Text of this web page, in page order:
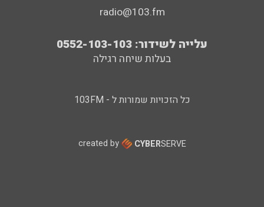
radio@103.fm
עלייה לשידור: 0552-103-103
בעלות שיחה רגילה
כל הזכויות שמורות ל - 103FM
created by CYBERSERVE